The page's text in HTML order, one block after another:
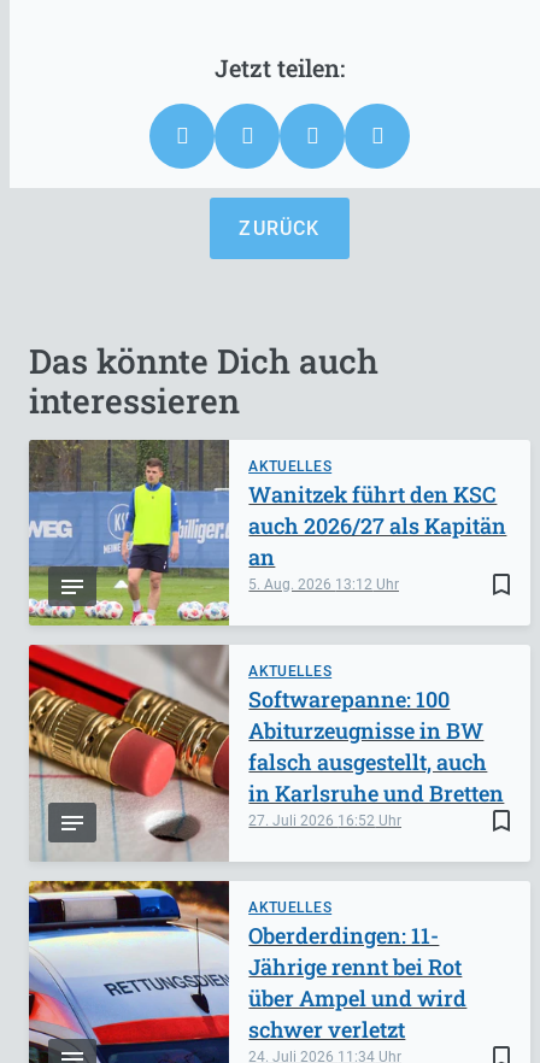
ZURÜCK
Das könnte Dich auch
interessieren
AKTUELLES
bookmark_border
5. Aug. 2026 13:12
Wanitzek führt den KSC
auch 2026/27 als Kapitän
an
AKTUELLES
bookmark_border
27. Juli 2026 16:52
Softwarepanne: 100
Abiturzeugnisse in BW
falsch ausgestellt, auch
in Karlsruhe und Bretten
AKTUELLES
24. Juli 2026 11:34
Oberderdingen: 11-
Jährige rennt bei Rot
über Ampel und wird
schwer verletzt